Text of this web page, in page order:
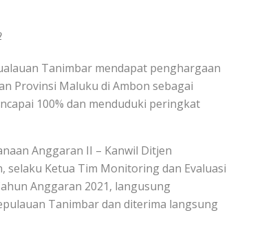
Tanimbar mendapat penghargaan
Provinsi Maluku di Ambon sebagai
100% dan menduduki peringkat
Anggaran II – Kanwil Ditjen
selaku Ketua Tim Monitoring dan Evaluasi
Anggaran 2021, langusung
Tanimbar dan diterima langsung